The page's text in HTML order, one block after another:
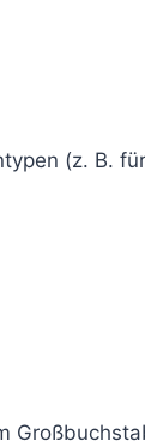
(z. B.